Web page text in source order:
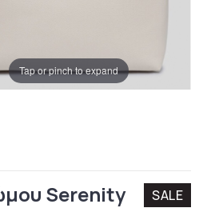
Tap or pinch to expand
Serenity
SALE